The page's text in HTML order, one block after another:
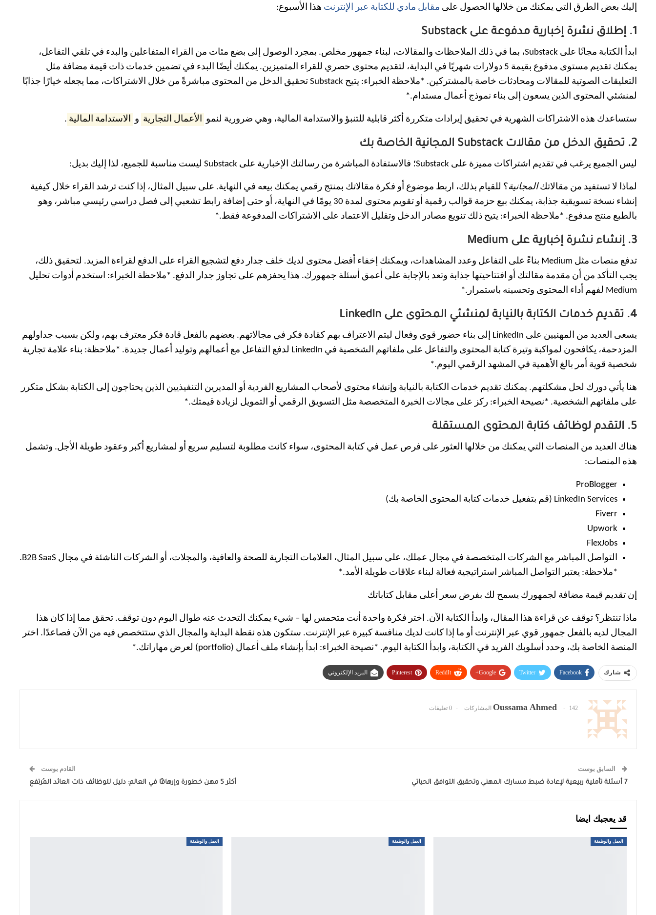
إليك بعض الطرق التي يمكنك من خلالها الحصول على مقابل مادي للكتابة عبر الإنترنت هذا الأسبوع:
1. إطلاق نشرة إخبارية مدفوعة على Substack
ابدأ الكتابة مجانًا على Substack، بما في ذلك الملاحظات والمقالات، لبناء جمهور مخلص. بمجرد الوصول إلى بضع مئات من القراء المتفاعلين والبدء في تلقي التفاعل،
يمكنك تقديم مستوى مدفوع بقيمة 5 دولارات شهريًا في البداية، لتقديم محتوى حصري للقراء المتميزين. يمكنك أيضًا البدء في تضمين خدمات ذات قيمة مضافة مثل
التعليقات الصوتية للمقالات ومحادثات خاصة بالمشتركين. *ملاحظة الخبراء: يتيح Substack تحقيق الدخل من المحتوى مباشرةً من خلال الاشتراكات، مما يجعله خيارًا جذابًا
لمنشئي المحتوى الذين يسعون إلى بناء نموذج أعمال مستدام.*
ستساعدك هذه الاشتراكات الشهرية في تحقيق إيرادات متكررة أكثر قابلية للتنبؤ والاستدامة المالية، وهي ضرورية لنمو الأعمال التجارية و الاستدامة المالية .
2. تحقيق الدخل من مقالات Substack المجانية الخاصة بك
ليس الجميع يرغب في تقديم اشتراكات مميزة على Substack؛ فالاستفادة المباشرة من رسالتك الإخبارية على Substack ليست مناسبة للجميع، لذا إليك بديل:
لماذا لا تستفيد من مقالاتكالمجانية؟ للقيام بذلك، اربط موضوع أو فكرة مقالاتك بمنتج رقمي يمكنك بيعه في النهاية. على سبيل المثال، إذا كنت ترشد القراء خلال كيفية
إنشاء نسخة تسويقية جذابة، يمكنك بيع حزمة قوالب رقمية أو تقويم محتوى لمدة 30 يومًا في النهاية، أو حتى إضافة رابط تشعبي إلى فصل دراسي رئيسي مباشر، وهو
بالطبع منتج مدفوع. *ملاحظة الخبراء: يتيح ذلك تنويع مصادر الدخل وتقليل الاعتماد على الاشتراكات المدفوعة فقط.*
3. إنشاء نشرة إخبارية على Medium
تدفع منصات مثل Medium بناءً على التفاعل وعدد المشاهدات، ويمكنك إخفاء أفضل محتوى لديك خلف جدار دفع لتشجيع القراء على الدفع لقراءة المزيد. لتحقيق ذلك،
يجب التأكد من أن مقدمة مقالتك أو افتتاحيتها جذابة وتعد بالإجابة على أعمق أسئلة جمهورك. هذا يحفزهم على تجاوز جدار الدفع. *ملاحظة الخبراء: استخدم أدوات تحليل
Medium لفهم أداء المحتوى وتحسينه باستمرار.*
4. تقديم خدمات الكتابة بالنيابة لمنشئي المحتوى على LinkedIn
يسعى العديد من المهنيين على LinkedIn إلى بناء حضور قوي وفعال ليتم الاعتراف بهم كقادة فكر في مجالاتهم. بعضهم بالفعل قادة فكر معترف بهم، ولكن بسبب جداولهم
المزدحمة، يكافحون لمواكبة وتيرة كتابة المحتوى والتفاعل على ملفاتهم الشخصية في LinkedIn لدفع التفاعل مع أعمالهم وتوليد أعمال جديدة. *ملاحظة: بناء علامة تجارية
شخصية قوية أمر بالغ الأهمية في المشهد الرقمي اليوم.*
هنا يأتي دورك لحل مشكلتهم. يمكنك تقديم خدمات الكتابة بالنيابة وإنشاء محتوى لأصحاب المشاريع الفردية أو المديرين التنفيذيين الذين يحتاجون إلى الكتابة بشكل متكرر
على ملفاتهم الشخصية. *نصيحة الخبراء: ركز على مجالات الخبرة المتخصصة مثل التسويق الرقمي أو التمويل لزيادة قيمتك.*
5. التقدم لوظائف كتابة المحتوى المستقلة
هناك العديد من المنصات التي يمكنك من خلالها العثور على فرص عمل في كتابة المحتوى، سواء كانت مطلوبة لتسليم سريع أو لمشاريع أكبر وعقود طويلة الأجل. وتشمل
هذه المنصات:
ProBlogger
LinkedIn Services (قم بتفعيل خدمات كتابة المحتوى الخاصة بك)
Fiverr
Upwork
FlexJobs
التواصل المباشر مع الشركات المتخصصة في مجال عملك، على سبيل المثال، العلامات التجارية للصحة والعافية، والمجلات، أو الشركات الناشئة في مجال B2B SaaS.
*ملاحظة: يعتبر التواصل المباشر استراتيجية فعالة لبناء علاقات طويلة الأمد.*
إن تقديم قيمة مضافة لجمهورك يسمح لك بفرض سعر أعلى مقابل كتاباتك
ماذا تنتظر؟ توقف عن قراءة هذا المقال، وابدأ الكتابة الآن. اختر فكرة واحدة أنت متحمس لها – شيء يمكنك التحدث عنه طوال اليوم دون توقف. تحقق مما إذا كان هذا
المجال لديه بالفعل جمهور قوي عبر الإنترنت أو ما إذا كانت لديك منافسة كبيرة عبر الإنترنت. ستكون هذه نقطة البداية والمجال الذي ستتخصص فيه من الآن فصاعدًا. اختر
المنصة الخاصة بك، وحدد أسلوبك الفريد في الكتابة، وابدأ الكتابة اليوم. *نصيحة الخبراء: ابدأ بإنشاء ملف أعمال (portfolio) لعرض مهاراتك.*
شارك Facebook
Twitter
Google+
ReddIt
Pinterest البريد الإلكتروني
Oussama Ahmed 142 المشاركات 0 تعليقات
السابق بوست
7 أسئلة تأملية ربيعية لإعادة ضبط مسارك المهني وتحقيق التوافق الحياتي
القادم بوست
أكثر 5 مهن خطورة وإرهاقًا في العالم: دليل للوظائف ذات العائد المُرتفع
قد يعجبك ايضا
العمل والوظيفة العمل والوظيفة العمل والوظيفة